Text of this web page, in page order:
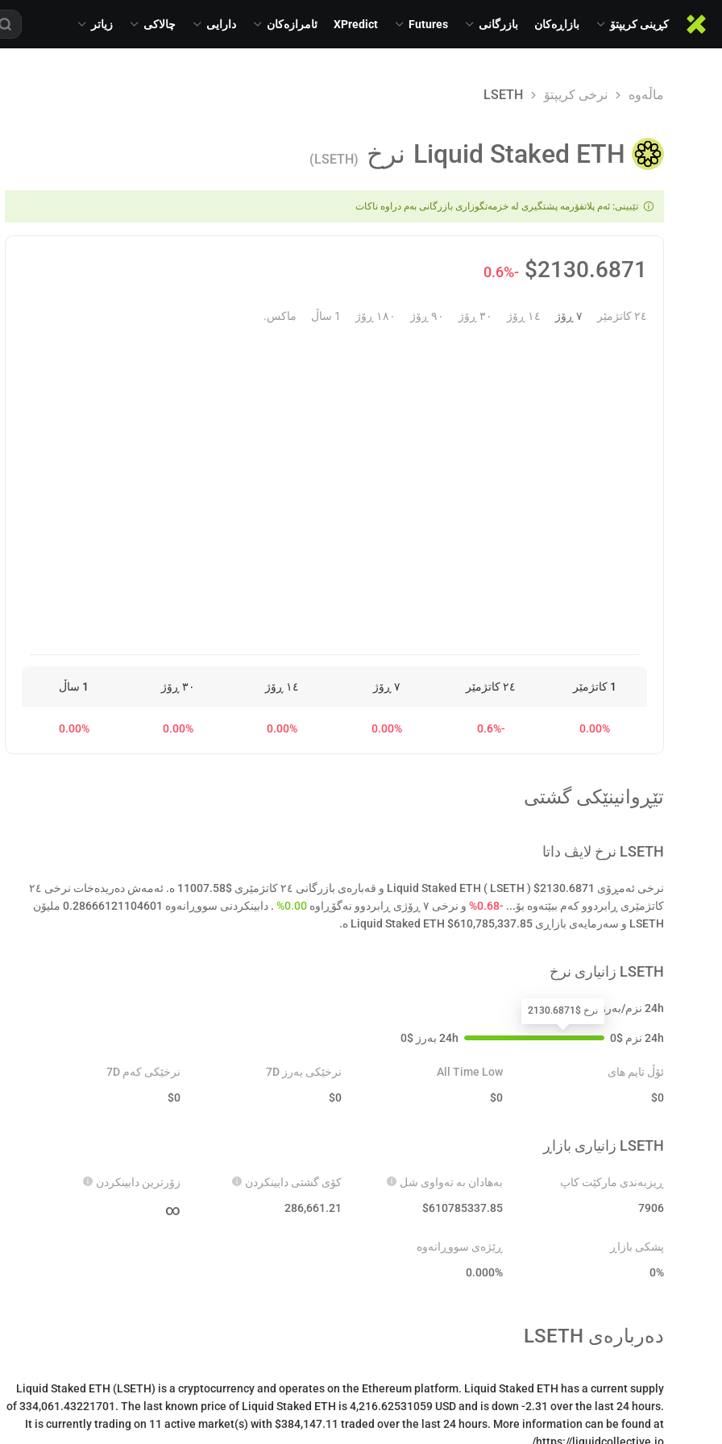
کڕینی کریپتۆ بازاڕەکان بازرگانی Futures
XPredict ئامرازەکان دارایی چالاکی زیاتر
ماڵەوە نرخی کریپتۆ LSETH
Liquid Staked ETH نرخ (LSETH)
تێبینی: ئەم پلاتفۆرمە پشتگیری لە خزمەتگوزاری بازرگانی بەم دراوە ناکات
$2130.6871
-0.6%
٢٤ کاتژمێر ٧ ڕۆژ ١٤ ڕۆژ ٣٠ ڕۆژ ٩٠ ڕۆژ ١٨٠ ڕۆژ 1 ساڵ ماکس.
1 کاتژمێر ٢٤ کاتژمێر ٧ ڕۆژ ١٤ ڕۆژ ٣٠ ڕۆژ 1 ساڵ
0.00%
-0.6%
0.00%
0.00%
0.00%
0.00%
تێڕوانینێکی گشتی
LSETH نرخ لایڤ داتا
نرخی ئەمڕۆی Liquid Staked ETH ( LSETH ) $2130.6871 و قەبارەی بازرگانی ٢٤ کاتژمێری $11007.58 ە. ئەمەش دەریدەخات نرخی ٢٤
کاتژمێری ڕابردوو کەم ببێتەوە بۆ... -0.68% و نرخی ٧ ڕۆژی ڕابردوو نەگۆڕاوە 0.00%
. دابینکردنی سووڕانەوە 0.28666121104601 ملیۆن
LSETH و سەرمایەی بازاڕی Liquid Staked ETH $610,785,337.85 ە.
LSETH زانیاری نرخ
24h نزم/بەرز
24h نزم $
0
نرخ $2130.6871
24h بەرز $
0
ئۆڵ تایم های
$0
All Time Low
$0
نرخێکی بەرز 7D
$0
نرخێکی کەم 7D
$0
LSETH زانیاری بازاڕ
ڕیزبەندی مارکێت کاپ
7906
بەهادان بە تەواوی شل
$610785337.85
کۆی گشتی دابینکردن
286,661.21
زۆرترین دابینکردن
∞
پشکی بازاڕ
0%
ڕێژەی سووڕانەوە
0.000%
دەربارەی LSETH
Liquid Staked ETH (LSETH) is a cryptocurrency and operates on the Ethereum platform. Liquid Staked ETH has a current supply
of 334,061.43221701. The last known price of Liquid Staked ETH is 4,216.62531059 USD and is down -2.31 over the last 24 hours.
It is currently trading on 11 active market(s) with $384,147.11 traded over the last 24 hours. More information can be found at